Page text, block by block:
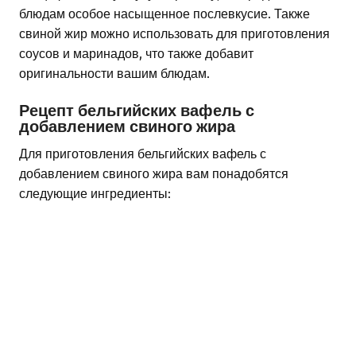
блюдам особое насыщенное послевкусие. Также
свиной жир можно использовать для приготовления
соусов и маринадов, что также добавит
оригинальности вашим блюдам.
Рецепт бельгийских вафель с
добавлением свиного жира
Для приготовления бельгийских вафель с
добавлением свиного жира вам понадобятся
следующие ингредиенты: